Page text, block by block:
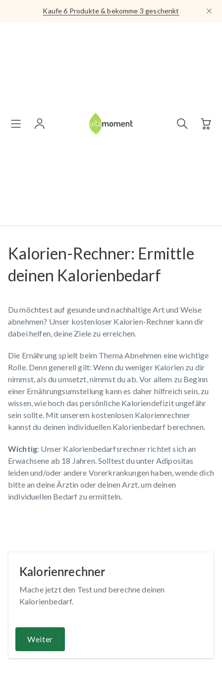
zum
Kaufe 6 Produkte & bekomme 3 geschenkt
Kalorien-Rechner: Ermittle
deinen Kalorienbedarf
Du möchtest auf gesunde und nachhaltige Art und Weise
abnehmen? Unser kostenloser Kalorien-Rechner kann dir
dabei helfen, deine Ziele zu erreichen.
Die Ernährung spielt beim Thema Abnehmen eine wichtige
Rolle. Denn generell gilt: Wenn du weniger Kalorien zu dir
nimmst, als du umsetzt, nimmst du ab. Vor allem zu Beginn
einer Ernährungsumstellung kann es daher hilfreich sein, zu
wissen, wie hoch das persönliche Kaloriendefizit ungefähr
sein sollte. Mit unserem kostenlosen Kalorienrechner
kannst du deinen individuellen Kalorienbedarf berechnen.
Wichtig: Unser Kalorienbedarfsrechner richtet sich an
Erwachsene ab 18 Jahren. Solltest du unter Adipositas
leiden und/oder andere Vorerkrankungen haben, wende dich
bitte an deine Ärztin oder deinen Arzt, um deinen
individuellen Bedarf zu ermitteln.
Kalorienrechner
Mache jetzt den Test und berechne deinen
Kalorienbedarf.
Weiter